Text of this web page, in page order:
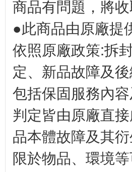
商品有問題，將收
●此商品由原廠提
依照原廠政策:拆
定、新品故障及
包括保固服務內
判定皆由原廠直
品本體故障及其
限於物品、環境